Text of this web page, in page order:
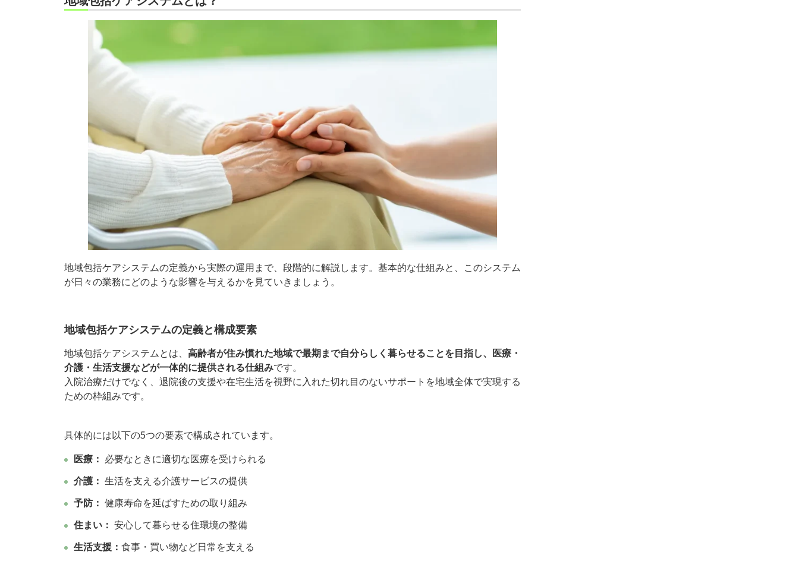
地域包括ケアシステムの定義から実際の運用まで、段階的に解説します。基本的な仕組みと、このシステム
が日々の業務にどのような影響を与えるかを見ていきましょう。
地域包括ケアシステムの定義と構成要素
地域包括ケアシステムとは、 高齢者が住み慣れた地域で最期まで自分らしく暮らせることを目指し、医療・
介護・生活支援などが一体的に提供される仕組みです。
入院治療だけでなく、退院後の支援や在宅生活を視野に入れた切れ目のないサポートを地域全体で実現する
ための枠組みです。
具体的には以下の5つの要素で構成されています。
医療： 必要なときに適切な医療を受けられる
介護： 生活を支える介護サービスの提供
予防： 健康寿命を延ばすための取り組み
住まい： 安心して暮らせる住環境の整備
生活支援： 食事・買い物など日常を支える